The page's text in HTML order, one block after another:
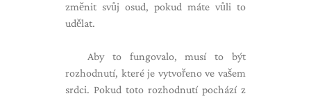
změnit svůj osud, pokud máte vůli to
udělat.
Aby to fungovalo, musí to být
rozhodnutí, které je vytvořeno ve vašem
srdci. Pokud toto rozhodnutí pochází z